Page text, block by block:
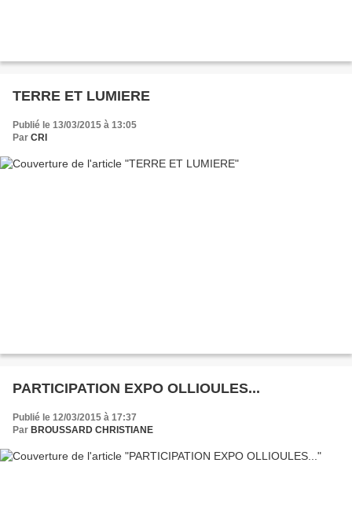
TERRE ET LUMIERE
Publié le 13/03/2015 à 13:05
Par CRI
PARTICIPATION EXPO OLLIOULES...
Publié le 12/03/2015 à 17:37
Par BROUSSARD CHRISTIANE